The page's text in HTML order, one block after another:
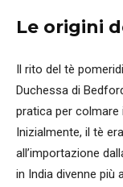
Le origini
Il rito del tè
Duchessa di
pratica per colmare
Inizialmente, il tè
all’importazione
in India divenne più